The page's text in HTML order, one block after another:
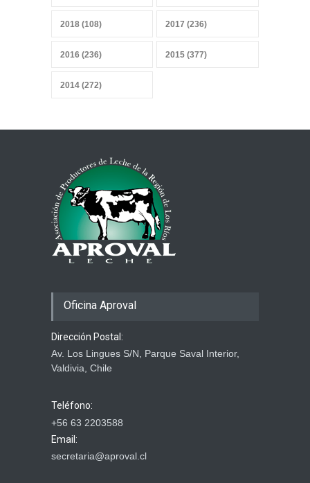
Sobrevivir a la IA, sensores y
Combustibles y producción
de alimentos
29 marzo 2026
2018 (108) 2017 (236)
2016 (236) 2015 (377)
2014 (272)
Oficina Aproval
Dirección Postal:
Av. Los Lingues S/N, Parque Saval Interior,
Valdivia, Chile
Teléfono:
+56 63 2203588
Email:
secretaria@aproval.cl